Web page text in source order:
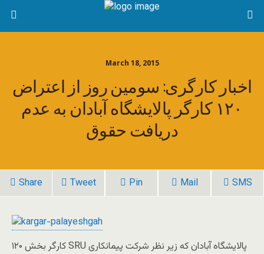
March 18, 2015
اخبار کارگری: سومین روز از اعتراض
۱۲۰ کارگر پالایشگاه آبادان به عدم
دريافت حقوق
Share Tweet Pin Mail SMS
۱۲۰ کارگر بخش SRU پالایشگاه آبادان که زیر نظر شرکت پیمانکاری